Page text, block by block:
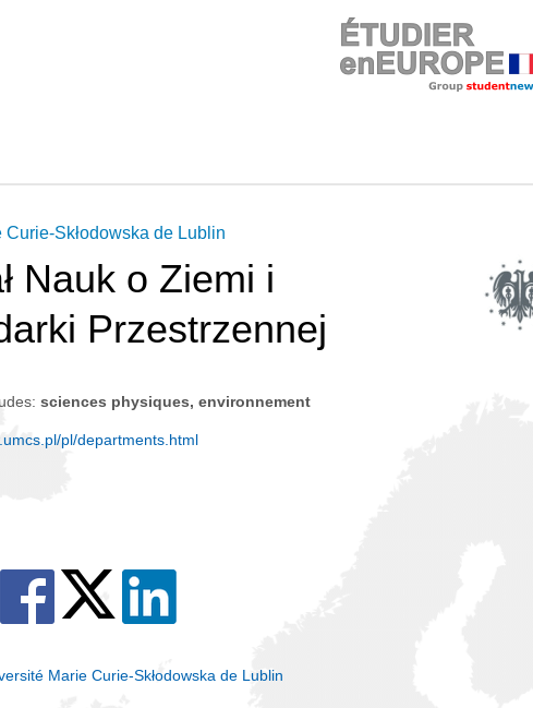
Skłodowska de Lublin
Nauk o Ziemi i
Przestrzennej
sciences physiques, environnement
pl/departments.html
Marie Curie-Skłodowska de Lublin